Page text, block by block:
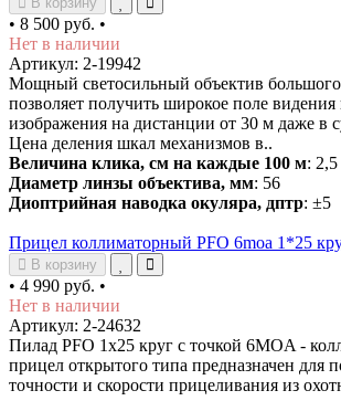
• 8 500 руб. •
Нет в наличии
Артикул: 2-19942
Мощный светосильный объектив большого
позволяет получить широкое поле видения
изображения на дистанции от 30 м даже в
Цена деления шкал механизмов в..
Величина клика, см на каждые 100 м: 2,5
Диаметр линзы объектива, мм: 56
Диоптрийная наводка окуляра, дптр: ±5
Прицел коллиматорный PFO 6moa 1*25
В корзину
• 4 990 руб. •
Нет в наличии
Артикул: 2-24632
Пилад PFO 1х25 круг с точкой 6MOA -
прицел открытого типа предназначен для
точности и скорости прицеливания из